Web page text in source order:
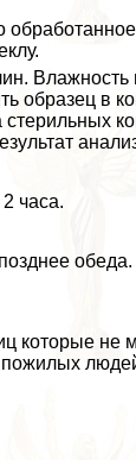
образец в
часа.
обеда.
которые не